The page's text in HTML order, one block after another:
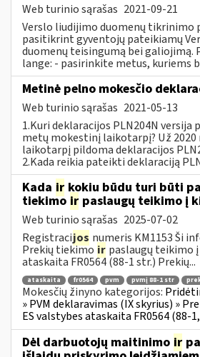
Web turinio sąrašas 2021-09-21
Verslo liudijimo duomenų tikrinimo
pasitikrint gyventojų pateikiamų
duomenų teisingumą bei galiojimą.
lange: - pasirinkite metus, kuriems
Metinė pelno mokesčio
Web turinio sąrašas 2021-05-13
1.Kuri deklaracijos PLN204N versija
metų mokestinį laikotarpį? Už
laikotarpį pildoma deklaracijos
2.Kada reikia pateikti deklaraciją
Kada ir kokiu būdu turi būti
tiekimo ir paslaugų teikimo į
Web turinio sąrašas 2025-07-02
Registracijos numeris KM1153 Ši
Prekių tiekimo ir paslaugų teikimo
ataskaita FR0564 (88-1 str.) Prekių...
ataskaita fr0564 pvm pvmį 88-1 str
Mokesčių žinyno kategorijos:
» PVM deklaravimas (IX skyrius) »
ES valstybes ataskaita FR0564 (88-
Dėl darbuotojų maitinimo ir